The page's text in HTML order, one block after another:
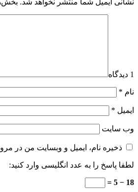
نشانی ایمیل شما منتشر نخواهد شد.
1 دیدگاه
نام *
ایمیل *
وب‌ سایت
ذخیره نام، ایمیل و وبسایت من در
لطفا پاسخ را به عدد انگلیسی وارد کنید:
18 − 5 =